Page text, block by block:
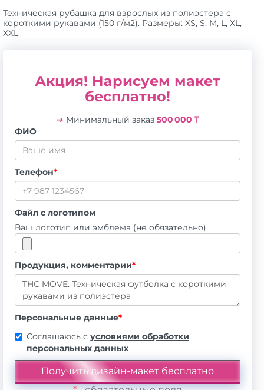
Техническая рубашка для взрослых из полиэстера с
короткими рукавами (150 г/м2). Размеры: XS, S, M, L, XL,
XXL
Акция! Нарисуем макет
бесплатно!
➔ Минимальный заказ 500 000 ₸
ФИО
Телефон*
Файл с логотипом
Ваш логотип или эмблема (не обязательно)
Продукция, комментарии*
Персональные данные*
Соглашаюсь с условиями обработки
персональных данных